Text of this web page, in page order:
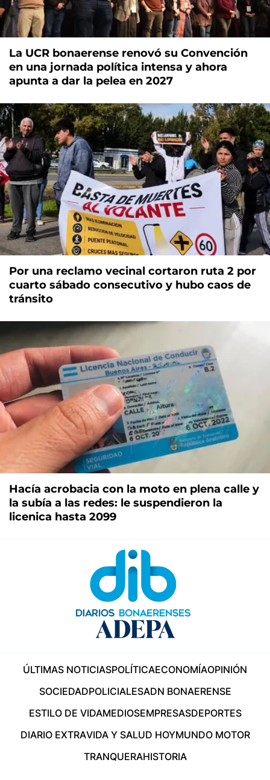
La UCR bonaerense renovó su Convención
en una jornada política intensa y ahora
apunta a dar la pelea en 2027
Por una reclamo vecinal cortaron ruta 2 por
cuarto sábado consecutivo y hubo caos de
tránsito
Hacía acrobacia con la moto en plena calle y
la subía a las redes: le suspendieron la
licenica hasta 2099
ÚLTIMAS NOTICIASPOLÍTICAECONOMÍAOPINIÓN
SOCIEDADPOLICIALESADN BONAERENSE
ESTILO DE VIDAMEDIOSEMPRESASDEPORTES
DIARIO EXTRAVIDA Y SALUD HOYMUNDO MOTOR
TRANQUERAHISTORIA